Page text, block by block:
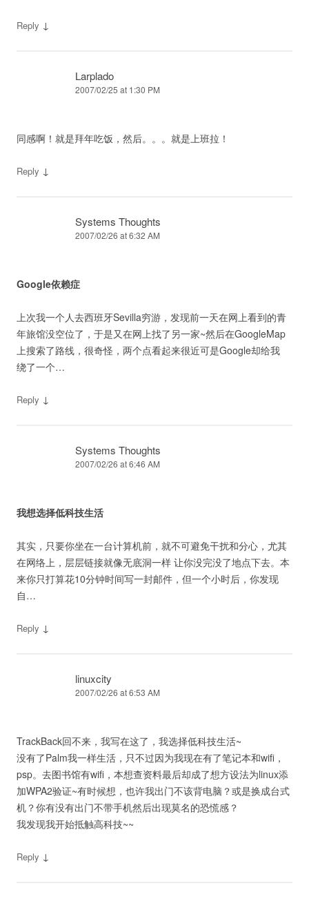
Reply ↓
Larplado
2007/02/25 at 1:30 PM
同感啊！就是拜年吃饭，然后。。。就是上班拉！
Reply ↓
Systems Thoughts
2007/02/26 at 6:32 AM
Google依赖症
上次我一个人去西班牙Sevilla穷游，发现前一天在网上看到的青
年旅馆没空位了，于是又在网上找了另一家~然后在GoogleMap
上搜索了路线，很奇怪，两个点看起来很近可是Google却给我
绕了一个…
Reply ↓
Systems Thoughts
2007/02/26 at 6:46 AM
我想选择低科技生活
其实，只要你坐在一台计算机前，就不可避免干扰和分心，尤其
在网络上，层层链接就像无底洞一样 让你没完没了地点下去。本
来你只打算花10分钟时间写一封邮件，但一个小时后，你发现
自…
Reply ↓
linuxcity
2007/02/26 at 6:53 AM
TrackBack回不来，我写在这了，我选择低科技生活~
没有了Palm我一样生活，只不过因为我现在有了笔记本和wifi，
psp。去图书馆有wifi，本想查资料最后却成了想方设法为linux添
加WPA2验证~有时候想，也许我出门不该背电脑？或是换成台式
机？你有没有出门不带手机然后出现莫名的恐慌感？
我发现我开始抵触高科技~~
Reply ↓